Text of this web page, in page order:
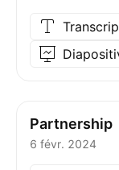
Partnership
6 févr. 2024